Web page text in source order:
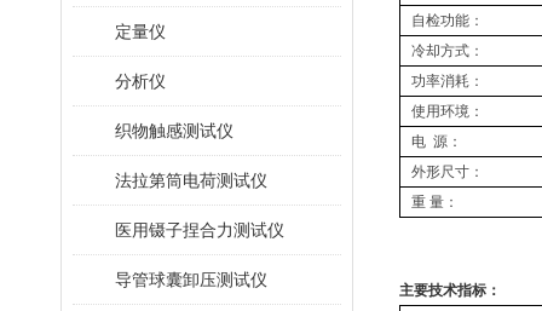
定量仪
分析仪
织物触感测试仪
法拉第筒电荷测试仪
医用镊子捏合力测试仪
导管球囊卸压测试仪
自检功能：
冷却方式：
功率消耗：
使用环境：
电 源：
外形尺寸：
重 量：
主要技术指标：